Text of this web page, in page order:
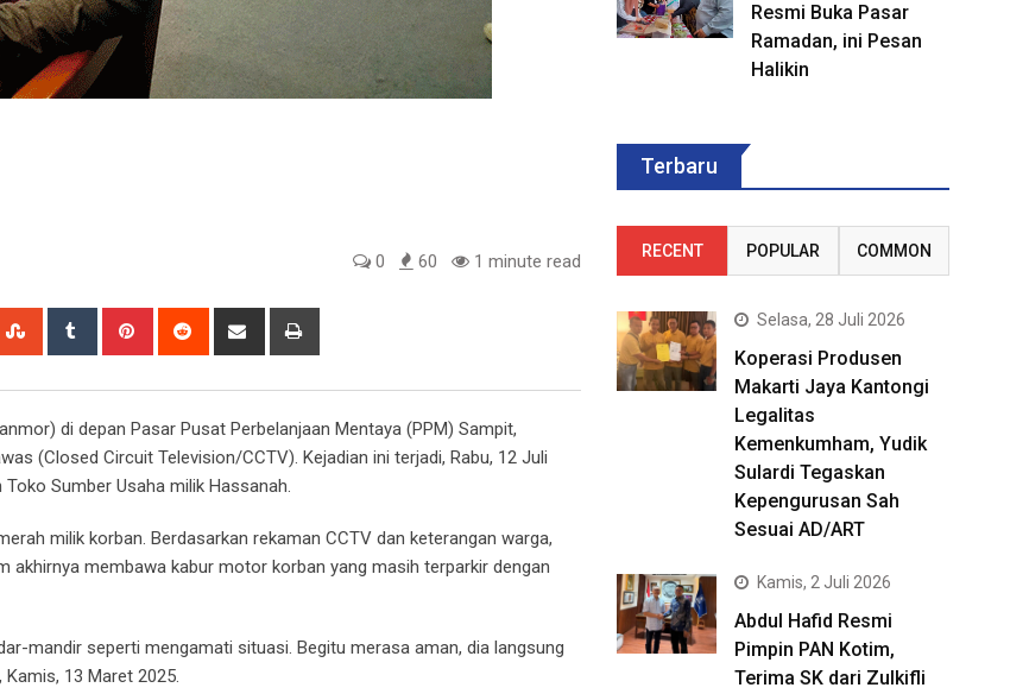
0 60 1 minute read
StumbleUpon
Tumblr Pinterest Reddit
Share
di depan Pasar Pusat Perbelanjaan Mentaya (PPM) Sampit,
(Closed Circuit Television/CCTV). Kejadian ini terjadi, Rabu, 12 Juli
Sumber Usaha milik Hassanah.
milik korban. Berdasarkan rekaman CCTV dan keterangan warga,
membawa kabur motor korban yang masih terparkir dengan
mandir seperti mengamati situasi. Begitu merasa aman, dia langsung
13 Maret 2025.
Resmi Buka Pasar
Ramadan, ini Pesan
Halikin
Terbaru
RECENT POPULAR COMMON
Selasa, 28 Juli 2026
Koperasi Produsen
Makarti Jaya Kantongi
Legalitas
Kemenkumham, Yudik
Sulardi Tegaskan
Kepengurusan Sah
Sesuai AD/ART
Kamis, 2 Juli 2026
Abdul Hafid Resmi
Pimpin PAN Kotim,
Terima SK dari Zulkifli